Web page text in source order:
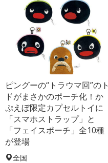
ピングーの“トラウマ回”のト
ドがまさかのポーチ化！か
ぷえぼ限定カプセルトイに
「スマホストラップ」と
「フェイスポーチ」全10種
が登場
全国